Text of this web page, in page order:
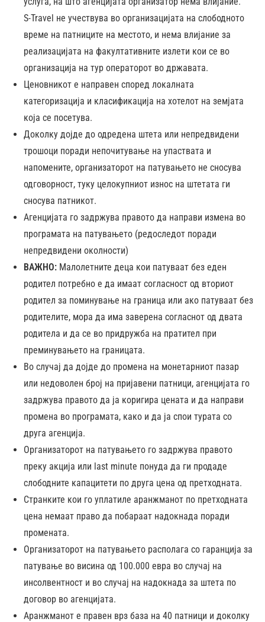
S-Travel не учествува во организацијата на слободното
време на патниците на местото, и нема влијание за
реализацијата на факултативните излети кои се во
организација на тур операторот во државата.
Ценовникот е направен според локалната
категоризација и класификација на хотелот на земјата
која се посетува.
Доколку дојде до одредена штета или непредвидени
трошоци поради непочитување на упаствата и
напомените, организаторот на патувањето не сносува
одговорност, туку целокупниот износ на штетата ги
сносува патникот.
Агенцијата го задржува правото да направи измена во
програмата на патувањето (редоследот поради
непредвидени околности)
ВАЖНО: Малолетните деца кои патуваат без еден
родител потребно е да имаат согласност од вториот
родител за поминување на граница или ако патуваат без
родителите, мора да има заверена согласнот од двата
родитела и да се во придружба на пратител при
преминувањето на границата.
Во случај да дојде до промена на монетарниот пазар
или недоволен број на пријавени патници, агенцијата го
задржува правото да ја коригира цената и да направи
промена во програмата, како и да ја спои турата со
друга агенција.
Организаторот на патувањето го задржува правото
преку акција или last minute понуда да ги продаде
слободните капацитети по друга цена од претходната.
Странките кои го уплатиле аранжманот по претходната
цена немаат право да побараат надокнада поради
промената.
Организаторот на патувањето располага со гаранција за
патување во висина од 100.000 евра во случај на
инсолвентност и во случај на надокнада за штета по
договор во агенцијата.
Аранжманот е правен врз база на 40 патници и доколку